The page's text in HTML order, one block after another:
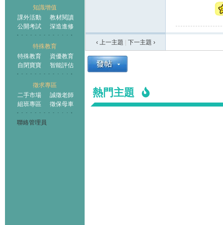
知識增值
課外活動
教材閱讀
公開考試
深造進修
特殊教育
特殊教育
資優教育
自閉寶寶
智能評估
徵求專區
二手市場
誠徵老師
組班專區
徵保母車
聯絡管理員
‹ 上一主題 下一主題 ›
熱門主題